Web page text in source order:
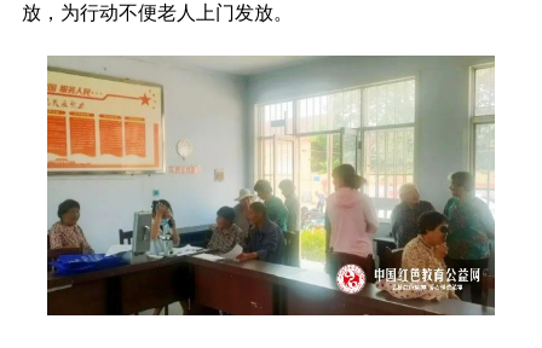
放，为行动不便老人上门发放。